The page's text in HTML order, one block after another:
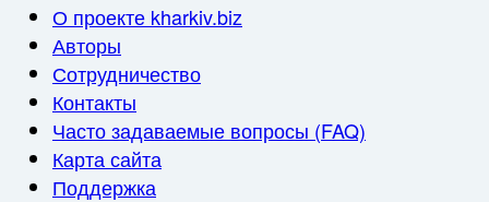
О проекте kharkiv.biz
Авторы
Сотрудничество
Контакты
Часто задаваемые вопросы (FAQ)
Карта сайта
Поддержка